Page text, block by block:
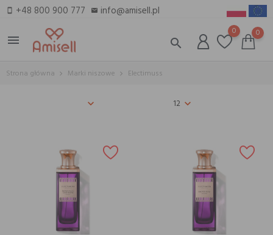
smartphone +48 800 900 777 email info@amisell.pl
menu
search
0 0
Strona główna Marki niszowe Electimuss
12